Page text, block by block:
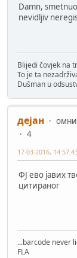
Damn,
nevidljiv
Blijedi čovjek na
To je ta
Dušman u
дејан
4
17-03-2016,
ФЈ ево јавих
цитираног
...barcode never
FLA